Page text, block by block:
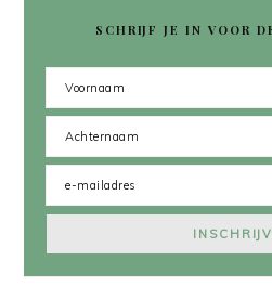
SCHRIJF JE IN VOOR